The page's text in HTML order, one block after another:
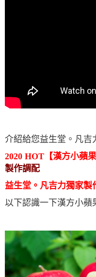
介紹給您益生堂。凡吉
2020 HOT【漢方小蘋果
製作調配
益生堂。凡吉力獨家製
以下認識一下漢方小蘋